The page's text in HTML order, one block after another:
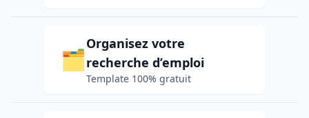
🗂️
Organisez votre
recherche d’emploi
Template 100% gratuit